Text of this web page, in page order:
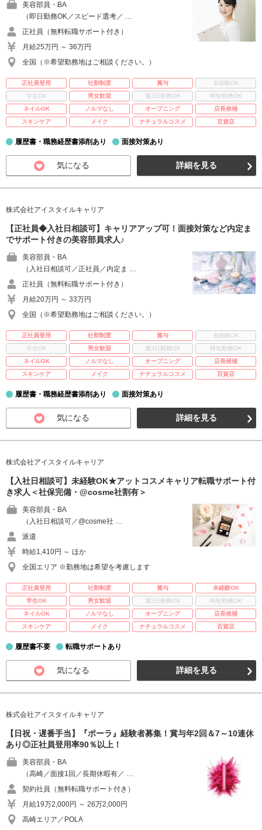
美容部員・BA
（即日勤務OK／スピード選考／ …
正社員（無料転職サポート付き）
月給25万円 ～ 36万円
全国（※希望勤務地はご相談ください。）
正社員登用 社割制度 賞与
未経験OK
学生OK
男女歓迎 週3日勤務OK
時短勤務OK
ネイルOK
ノルマなし オープニング
店長候補
スキンケア
メイク ナチュラルコスメ 百貨店
履歴書・職務経歴書添削あり 面接対策あり
気になる 詳細を見る
株式会社アイスタイルキャリア
【正社員◆入社日相談可】キャリアアップ可！面接対策など内定ま
でサポート付きの美容部員求人♪
美容部員・BA
（入社日相談可／正社員／内定ま …
正社員（無料転職サポート付き）
月給20万円 ～ 33万円
全国（※希望勤務地はご相談ください。）
正社員登用 社割制度 賞与
未経験OK
学生OK
男女歓迎 週3日勤務OK
時短勤務OK
ネイルOK
ノルマなし オープニング
店長候補
スキンケア
メイク ナチュラルコスメ 百貨店
履歴書・職務経歴書添削あり 面接対策あり
気になる 詳細を見る
株式会社アイスタイルキャリア
【入社日相談可】未経験OK★アットコスメキャリア転職サポート付
き求人＜社保完備・@cosme社割有＞
美容部員・BA
（入社日相談可／@cosme社 …
派遣
時給1,410円 ～ ほか
全国エリア ※勤務地は希望を考慮します
正社員登用 社割制度 賞与
未経験OK
学生OK
男女歓迎 週3日勤務OK
時短勤務OK
ネイルOK
ノルマなし オープニング
店長候補
スキンケア
メイク ナチュラルコスメ 百貨店
履歴書不要 転職サポートあり
気になる 詳細を見る
株式会社アイスタイルキャリア
【日祝・遅番手当】『ポーラ』経験者募集！賞与年2回＆7～10連休
あり◎正社員登用率90％以上！
美容部員・BA
（高崎／面接1回／長期休暇有／ …
契約社員（無料転職サポート付き）
月給19万2,000円 ～ 26万2,000円
高崎エリア／POLA